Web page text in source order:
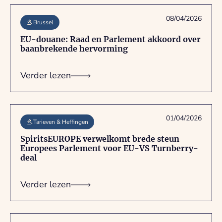
Brussel
EU-douane: Raad en Parlement akkoord over
baanbrekende hervorming
Verder lezen
08/04/2026
Tarieven & Heffingen
SpiritsEUROPE verwelkomt brede steun
Europees Parlement voor EU-VS Turnberry-
deal
Verder lezen
01/04/2026